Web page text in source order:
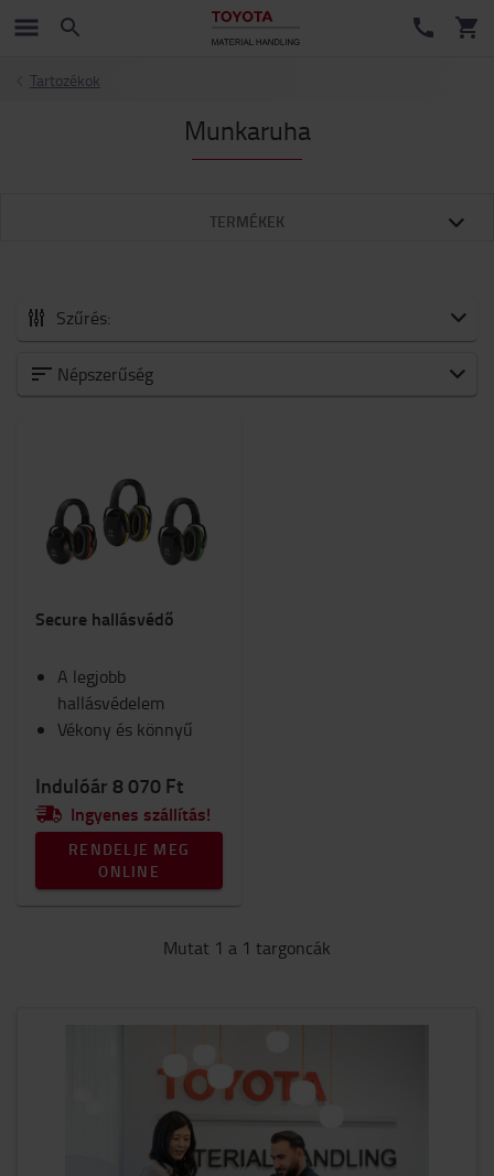
Tartozékok
Munkaruha
TERMÉKEK
Szűrés:
Minden Tartozékok
Targonca tartozékok
Biztonság
Kocsik és rollerek
Ülések
Munkaruha
Téli
Munkahely és raktár
Fogyóeszközök
Kategória
Hallásvédelem
Népszerűség
Secure hallásvédő
A legjobb
hallásvédelem
Vékony és könnyű
Indulóár 8 070 Ft
Ingyenes szállítás!
RENDELJE MEG
ONLINE
Mutat 1 a 1 targoncák